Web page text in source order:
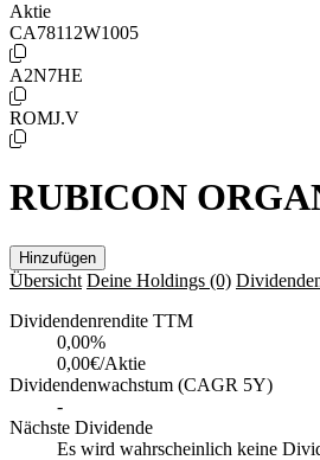
Aktie
CA78112W1005
A2N7HE
ROMJ.V
RUBICON
Hinzufügen
Übersicht Deine Holdings (0)
Dividendenrendite TTM
0,00%
0,00€/Aktie
Dividendenwachstum (CAGR 5Y)
-
Nächste Dividende
Es wird wahrscheinlich keine